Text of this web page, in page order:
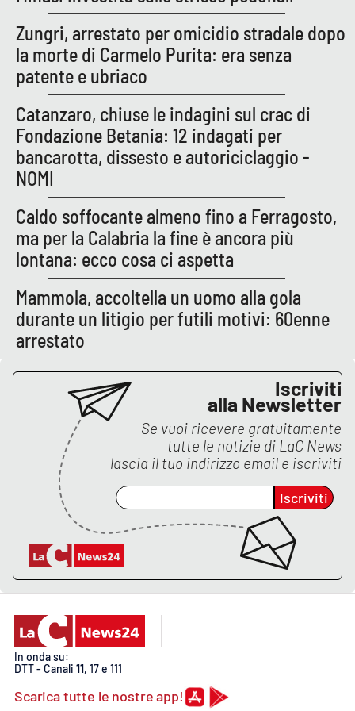
Zungri, arrestato per omicidio stradale dopo
la morte di Carmelo Purita: era senza
patente e ubriaco
Catanzaro, chiuse le indagini sul crac di
Fondazione Betania: 12 indagati per
bancarotta, dissesto e autoriciclaggio -
NOMI
Caldo soffocante almeno fino a Ferragosto,
ma per la Calabria la fine è ancora più
lontana: ecco cosa ci aspetta
Mammola, accoltella un uomo alla gola
durante un litigio per futili motivi: 60enne
arrestato
Iscriviti
alla Newsletter
Se vuoi ricevere gratuitamente
tutte le notizie di LaC News
lascia il tuo indirizzo email e iscriviti
Iscriviti
In onda su:
DTT - Canali 11, 17 e 111
Scarica tutte le nostre app!